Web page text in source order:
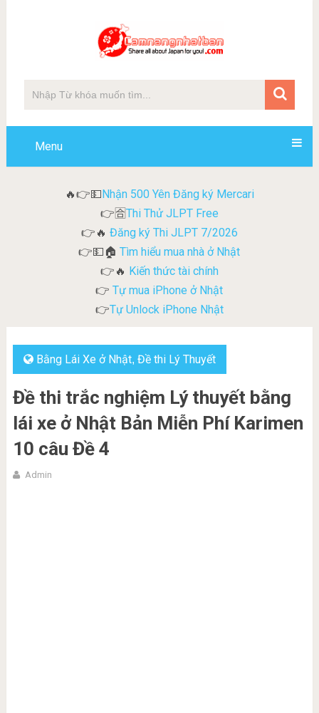
Menu
🔥👉💵Nhận 500 Yên Đăng ký Mercari
👉🈴Thi Thử JLPT Free
👉🔥 Đăng ký Thi JLPT 7/2026
👉💵🏠Tìm hiểu mua nhà ở Nhật
👉🔥 Kiến thức tài chính
👉 Tự mua iPhone ở Nhật
👉Tự Unlock iPhone Nhật
Bằng Lái Xe ở Nhật, Đề thi Lý Thuyết
Đề thi trắc nghiệm Lý thuyết bằng
lái xe ở Nhật Bản Miễn Phí Karimen
10 câu Đề 4
Admin